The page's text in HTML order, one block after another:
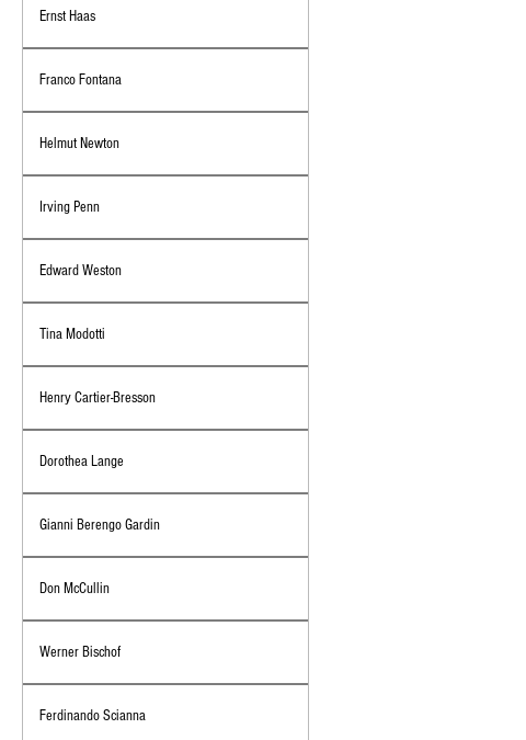
Ernst Haas
Franco Fontana
Helmut Newton
Irving Penn
Edward Weston
Tina Modotti
Henry Cartier-Bresson
Dorothea Lange
Gianni Berengo Gardin
Don McCullin
Werner Bischof
Ferdinando Scianna